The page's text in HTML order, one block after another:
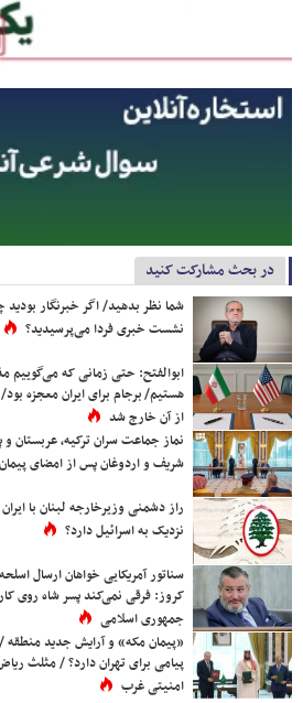
در بحث مشارکت کنید
شما نظر بدهید/ اگر خبرنگار
نشست خبری فردا می‌پرسیدید؟
ابوالفتح: حتی زمانی که می‌گوییم
هستیم/ برجام برای ایران معجزه
از آن خارج شد
نماز جماعت سران ترکیه، عربستان
شریف و اردوغان پس از امضای
راز دشمنی وزیرخارجه لبنان با
نزدیک به اسرائیل دارد؟
سناتور آمریکایی خواهان ارسال
کروز: فرقی نمی‌کند پسر شاه روی
جمهوری اسلامی
«پیمان مکه» و آرایش جدید
پیامی برای تهران دارد؟ / مثلث
امنیتی غرب